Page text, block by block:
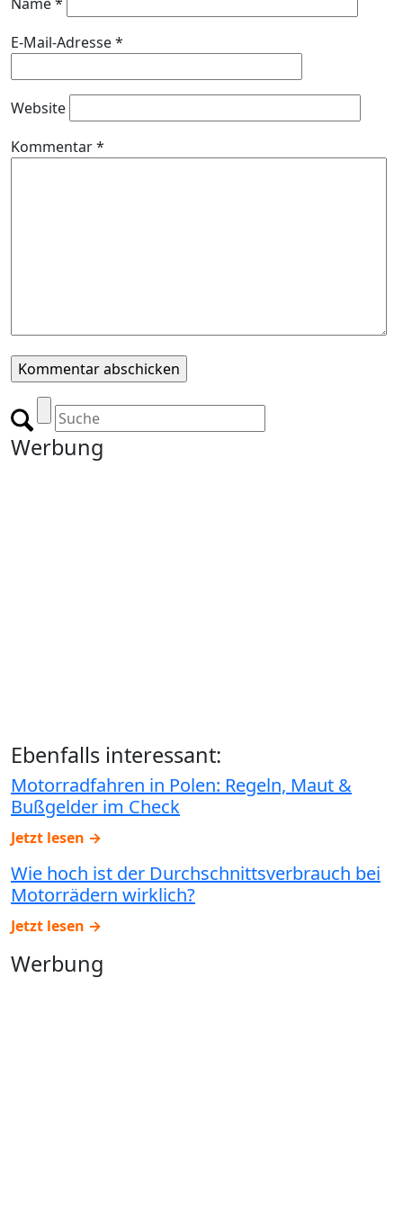
E-Mail-Adresse*
Website
Kommentar*
Werbung
Ebenfalls interessant:
Motorradfahren in Polen: Regeln, Maut &
Bußgelder im Check
Jetzt lesen →
Wie hoch ist der Durchschnittsverbrauch bei
Motorrädern wirklich?
Jetzt lesen →
Werbung